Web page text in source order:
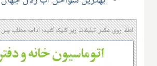
لطفا روی عکس تبلیغات زیر کلیک کنید؛ ادامه مطلب پس